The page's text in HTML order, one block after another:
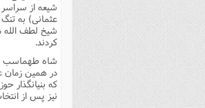
شیعه از سراسر
عثمانى) به تنگ
کردند.
در همین زمان
که بنیانگذار
نیز پس از انتخاب